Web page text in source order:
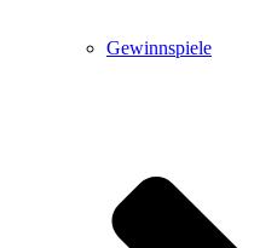
Gewinnspiele